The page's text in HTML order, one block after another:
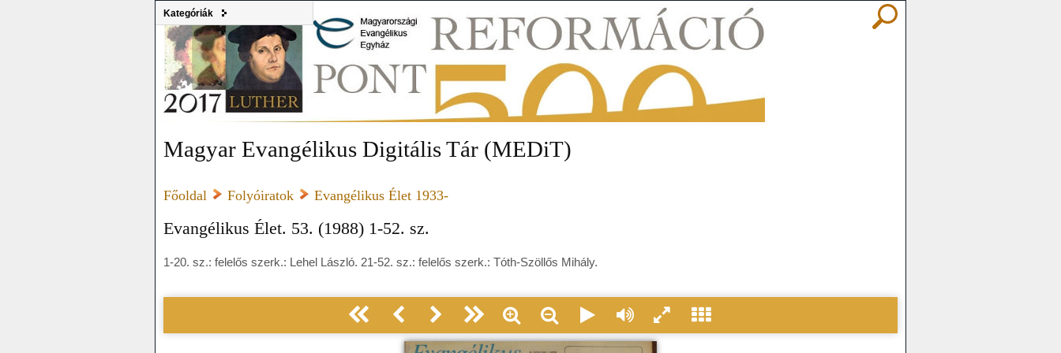
Kategóriák
Magyar Evangélikus Digitális Tár (MEDiT)
Főoldal Folyóiratok Evangélikus Élet 1933-
Evangélikus Élet. 53. (1988) 1-52. sz.
1-20. sz.: felelős szerk.: Lehel László. 21-52. sz.: felelős szerk.: Tóth-Szöllős Mihály.